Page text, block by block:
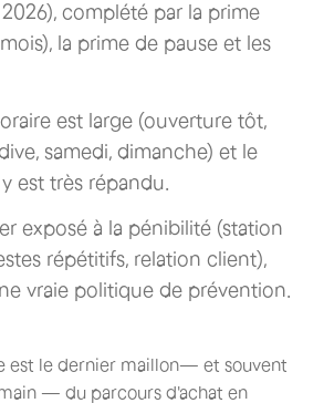
complété par la prime
la prime de pause et les
est large (ouverture tôt,
samedi, dimanche) et le
est très répandu.
exposé à la pénibilité (station
répétitifs, relation client),
vraie politique de prévention.
est le dernier maillon— et souvent
— du parcours d'achat en